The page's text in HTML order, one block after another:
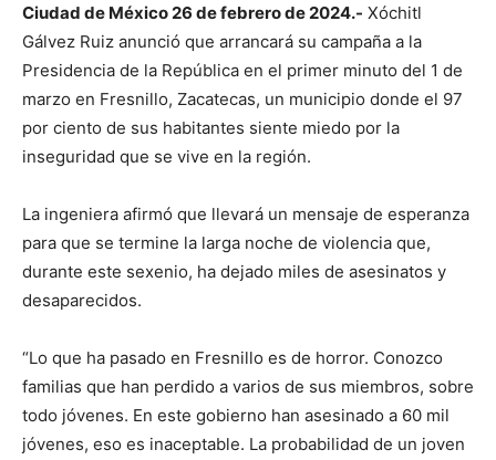
Ciudad de México 26 de febrero de 2024.- Xóchitl
Gálvez Ruiz anunció que arrancará su campaña a la
Presidencia de la República en el primer minuto del 1 de
marzo en Fresnillo, Zacatecas, un municipio donde el 97
por ciento de sus habitantes siente miedo por la
inseguridad que se vive en la región.
La ingeniera afirmó que llevará un mensaje de esperanza
para que se termine la larga noche de violencia que,
durante este sexenio, ha dejado miles de asesinatos y
desaparecidos.
“Lo que ha pasado en Fresnillo es de horror. Conozco
familias que han perdido a varios de sus miembros, sobre
todo jóvenes. En este gobierno han asesinado a 60 mil
jóvenes, eso es inaceptable. La probabilidad de un joven